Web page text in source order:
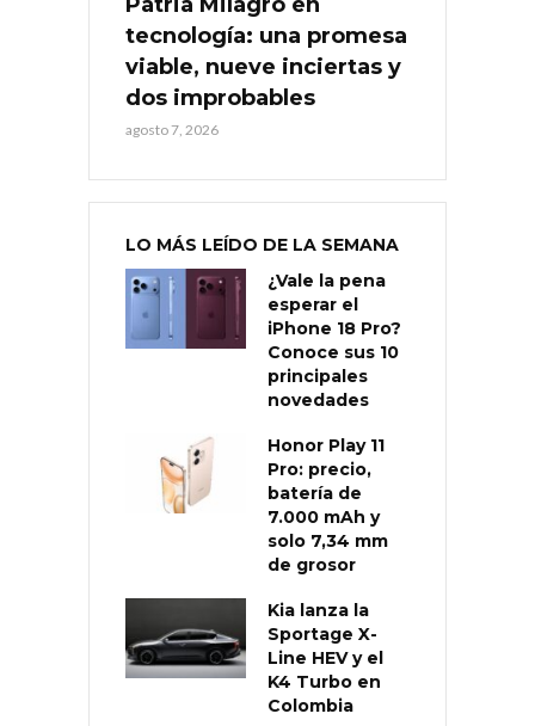
tecnología: una promesa
viable, nueve inciertas y
dos improbables
agosto 7, 2026
LO MÁS LEÍDO DE LA SEMANA
¿Vale la pena
esperar el
iPhone 18 Pro?
Conoce sus 10
principales
novedades
Honor Play 11
Pro: precio,
batería de
7.000 mAh y
solo 7,34 mm
de grosor
Kia lanza la
Sportage X-
Line HEV y el
K4 Turbo en
Colombia